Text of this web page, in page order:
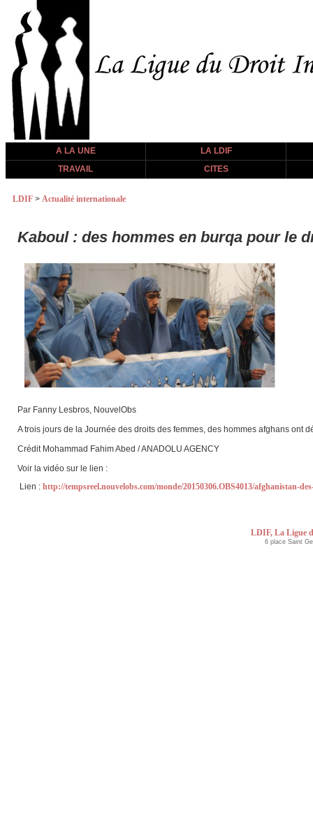
A LA UNE
LA LDIF
TRAVAIL
CITES
LDIF > Actualité internationale
Kaboul : des hommes en burqa pour le
Par Fanny Lesbros, NouvelObs
A trois jours de la Journée des droits des femmes, des hommes afghans
Crédit Mohammad Fahim Abed / ANADOLU AGENCY
Voir la vidéo sur le lien :
Lien : http://tempsreel.nouvelobs.com/monde/20150306.OBS4013/afghanistan-
LDIF, La Ligue
6 place Saint